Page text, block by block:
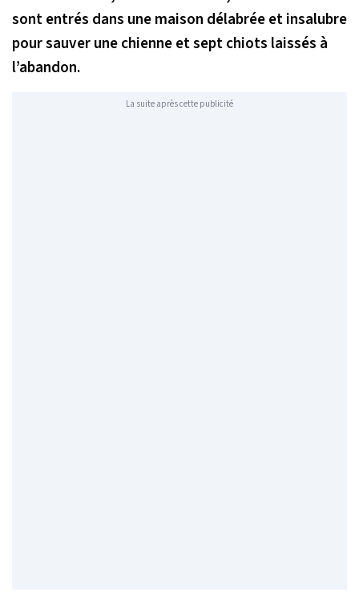
sont entrés dans une maison délabrée et insalubre
pour sauver une chienne et sept chiots laissés à
l’abandon.
La suite après cette publicité